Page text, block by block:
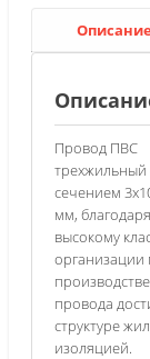
Описание
Провод ПВС
трехжильный
сечением
мм, благодаря
высокому
провода
структуре
изоляцией.